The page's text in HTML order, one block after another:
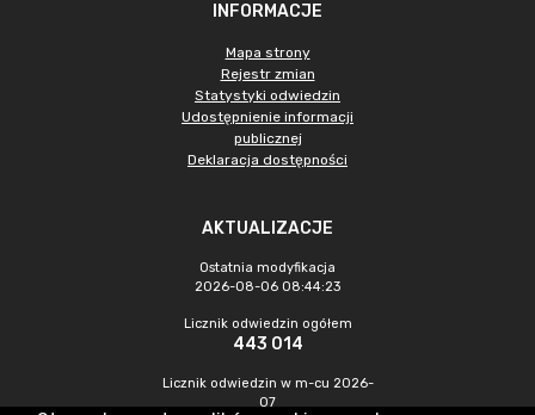
INFORMACJE
Mapa strony
Rejestr zmian
Statystyki odwiedzin
Udostępnienie informacji
publicznej
Deklaracja dostępności
AKTUALIZACJE
Ostatnia modyfikacja
2026-08-06 08:44:23
Licznik odwiedzin ogółem
443 014
Licznik odwiedzin w m-cu 2026-
07